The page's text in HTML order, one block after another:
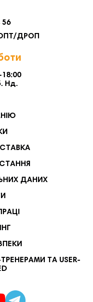
56
ОПТ/ДРОП
Нд.
ДАНИХ
ТА USER-